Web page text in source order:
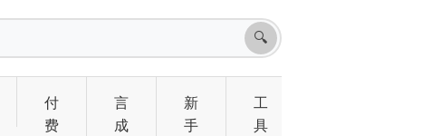
🔍
付
费
言
成
新
手
工
具